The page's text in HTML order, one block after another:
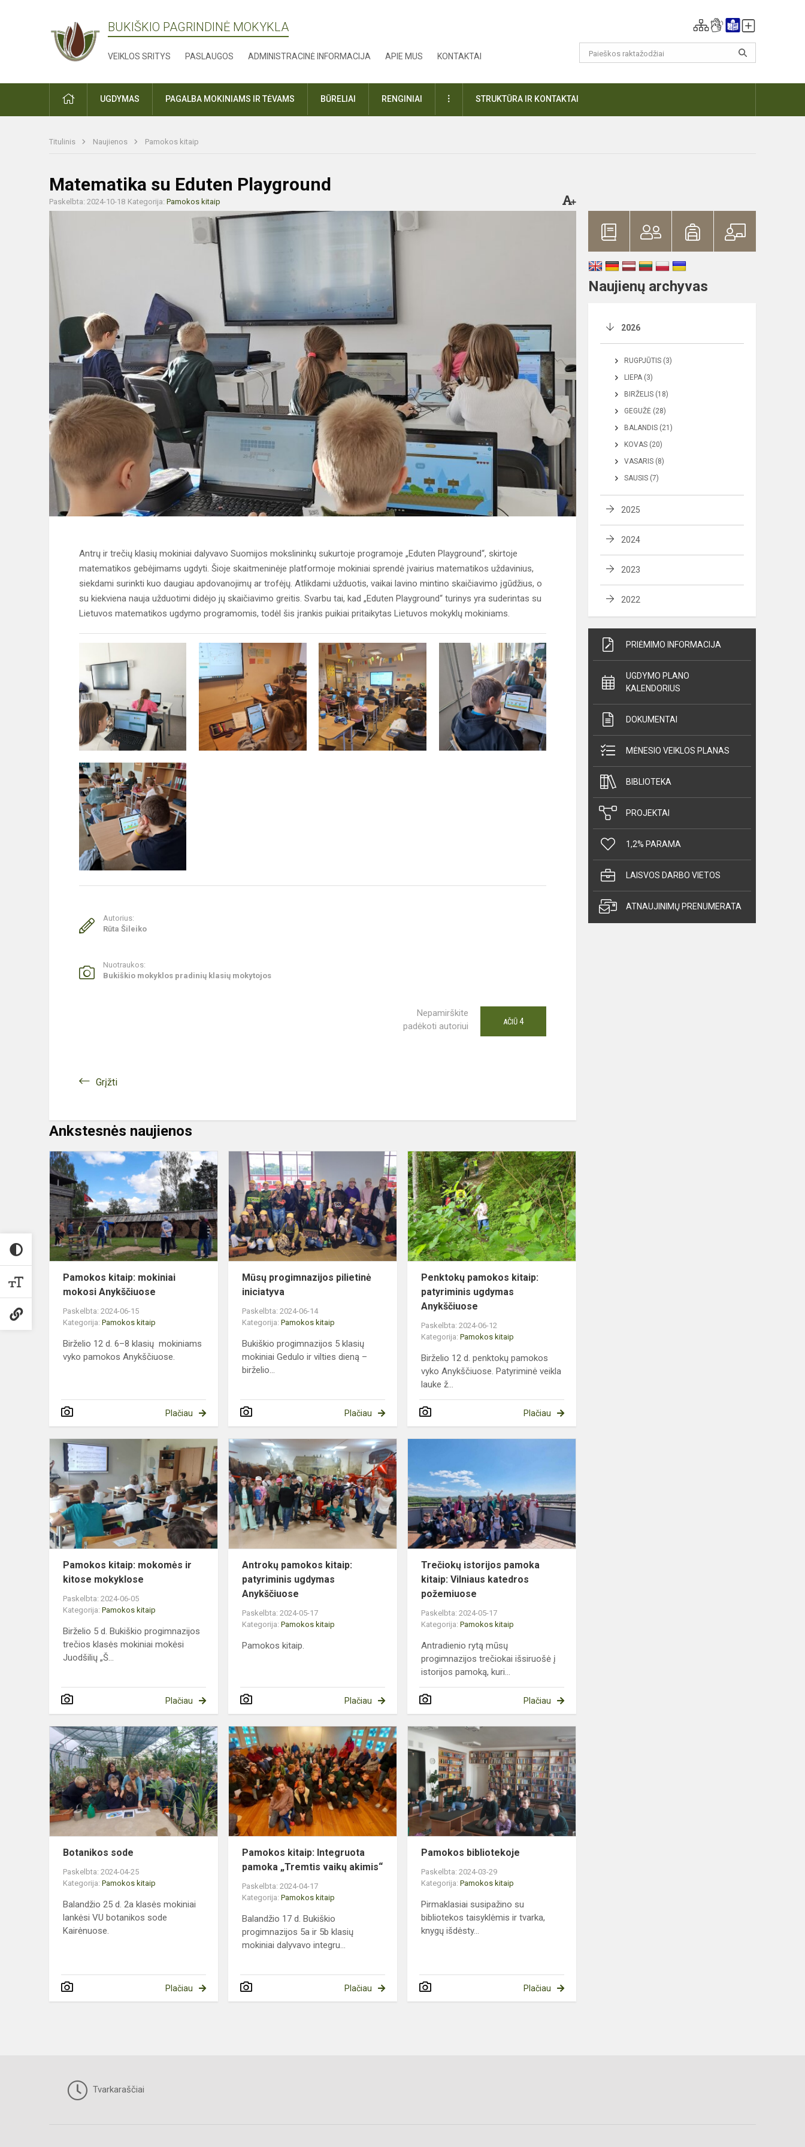
BUKIŠKIO PAGRINDINĖ MOKYKLA
VEIKLOS SRITYS PASLAUGOS ADMINISTRACINĖ INFORMACIJA APIE MUS KONTAKTAI
PRADŽIAUGDYMAS PAGALBA MOKINIAMS IR TĖVAMS BŪRELIAI RENGINIAI DAUGIAUSTRUKTŪRA IR KONTAKTAI
Titulinis Naujienos Pamokos kitaip
Matematika su Eduten Playground
Paskelbta: 2024-10-18 Kategorija: Pamokos kitaip
Antrų ir trečių klasių mokiniai dalyvavo Suomijos mokslininkų sukurtoje programoje „Eduten Playground“, skirtoje
matematikos gebėjimams ugdyti. Šioje skaitmeninėje platformoje mokiniai sprendė įvairius matematikos uždavinius,
siekdami surinkti kuo daugiau apdovanojimų ar trofėjų. Atlikdami užduotis, vaikai lavino mintino skaičiavimo įgūdžius, o
su kiekviena nauja užduotimi didėjo jų skaičiavimo greitis. Svarbu tai, kad „Eduten Playground“ turinys yra suderintas su
Lietuvos matematikos ugdymo programomis, todėl šis įrankis puikiai pritaikytas Lietuvos mokyklų mokiniams.
Autorius:
Rūta Šileiko
Nuotraukos:
Bukiškio mokyklos pradinių klasių mokytojos
Nepamirškite
padėkoti autoriui
AČIŪ 4
Grįžti
Ankstesnės naujienos
Pamokos
kitaip:
mokiniai
mokosi
Anykščiuose
Pamokos kitaip: mokiniai
mokosi Anykščiuose
Paskelbta: 2024-06-15
Kategorija: Pamokos kitaip
Birželio 12 d. 6–8 klasių mokiniams
vyko pamokos Anykščiuose.
Plačiau
Mūsų
progimnazijos
pilietinė
iniciatyva
Mūsų progimnazijos pilietinė
iniciatyva
Paskelbta: 2024-06-14
Kategorija:Pamokos kitaip
Bukiškio progimnazijos 5 klasių
mokiniai Gedulo ir vilties dieną –
birželio...
Plačiau
Penktokų
pamokos
kitaip:
patyriminis
ugdymas
Anykščiuose
Penktokų pamokos kitaip:
patyriminis ugdymas
Anykščiuose
Paskelbta: 2024-06-12
Kategorija:Pamokos kitaip
Birželio 12 d. penktokų pamokos
vyko Anykščiuose. Patyriminė veikla
lauke ž...
Plačiau
Pamokos
kitaip:
mokomės
kitose
mokyklose
Pamokos kitaip: mokomės ir
kitose mokyklose
Paskelbta: 2024-06-05
Kategorija: Pamokos kitaip
Birželio 5 d. Bukiškio progimnazijos
trečios klasės mokiniai mokėsi
Juodšilių „Š...
Plačiau
Antrokų
pamokos
patyriminis
ugdymas
Anykščiuose
Antrokų pamokos kitaip:
patyriminis ugdymas
Anykščiuose
Paskelbta: 2024-05-17
Kategorija:Pamokos kitaip
Pamokos kitaip.
Plačiau
kitaip:
Vilniaus
požemiu...
Trečiokų istorijos pamoka
kitaip: Vilniaus katedros
požemiuose
Paskelbta: 2024-05-17
Kategorija:Pamokos kitaip
Antradienio rytą mūsų
progimnazijos trečiokai išsiruošė į
istorijos pamoką, kuri...
Plačiau
Botanikos
sode
Botanikos sode
Paskelbta: 2024-04-25
Kategorija: Pamokos kitaip
Balandžio 25 d. 2a klasės mokiniai
lankėsi VU botanikos sode
Kairėnuose.
Plačiau
Pamokos
kitaip:
Integruota
pamoka
„Tremtis
vaikų
akimis“
Pamokos kitaip: Integruota
pamoka „Tremtis vaikų akimis“
Paskelbta: 2024-04-17
Kategorija:Pamokos kitaip
Balandžio 17 d. Bukiškio
progimnazijos 5a ir 5b klasių
mokiniai dalyvavo integru...
Plačiau
bibliotekoje
Pamokos bibliotekoje
Paskelbta: 2024-03-29
Kategorija:Pamokos kitaip
Pirmaklasiai susipažino su
bibliotekos taisyklėmis ir tvarka,
knygų išdėsty...
Plačiau
Naujienų archyvas
2026
RUGPJŪTIS (3)
LIEPA (3)
BIRŽELIS (18)
GEGUŽĖ (28)
BALANDIS (21)
KOVAS (20)
VASARIS (8)
SAUSIS (7)
2025
2024
2023
2022
PRIĖMIMO INFORMACIJA
UGDYMO PLANO
KALENDORIUS
DOKUMENTAI
MĖNESIO VEIKLOS PLANAS
BIBLIOTEKA
PROJEKTAI
1,2% PARAMA
LAISVOS DARBO VIETOS
ATNAUJINIMŲ PRENUMERATA
Tvarkaraščiai